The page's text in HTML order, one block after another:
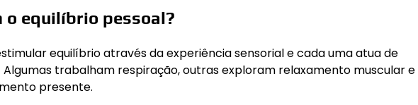
o equilíbrio pessoal?
equilíbrio através da experiência sensorial e cada uma atua de
trabalham respiração, outras exploram relaxamento muscular e
presente.